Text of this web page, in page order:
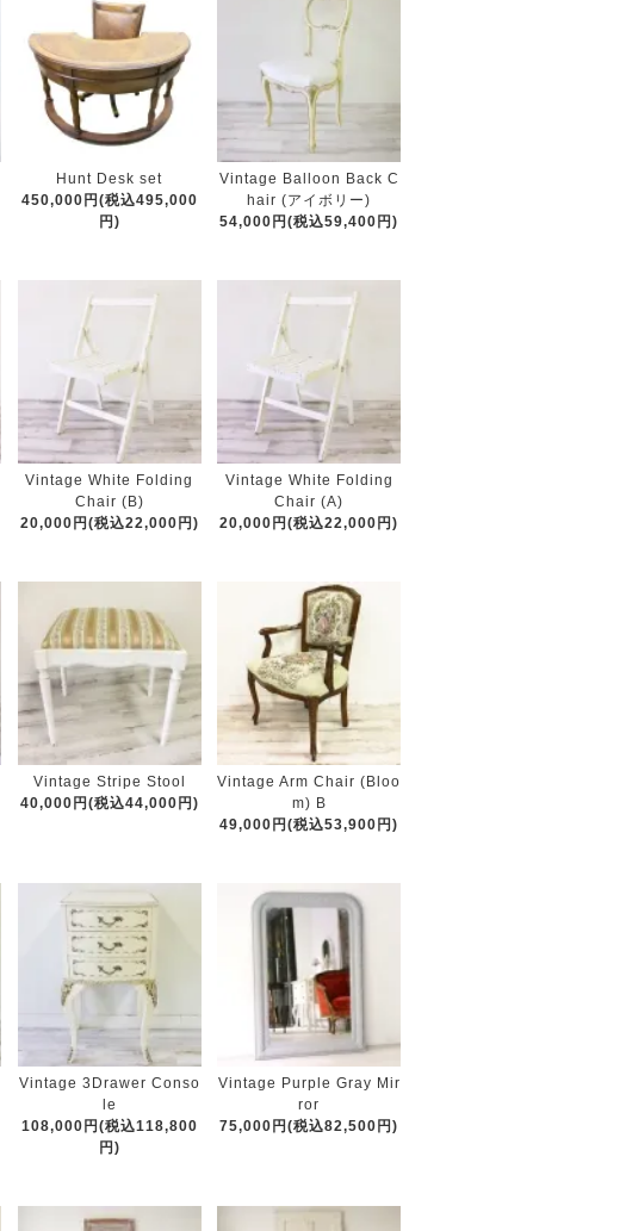
Hunt Desk set
450,000円(税込495,000
円)
Vintage Balloon Back C
hair (アイボリー)
54,000円(税込59,400円)
Vintage White Folding
Chair (B)
20,000円(税込22,000円)
Vintage White Folding
Chair (A)
20,000円(税込22,000円)
Vintage Stripe Stool
40,000円(税込44,000円)
Vintage Arm Chair (Bloo
m) B
49,000円(税込53,900円)
Vintage 3Drawer Conso
le
108,000円(税込118,800
円)
Vintage Purple Gray Mir
ror
75,000円(税込82,500円)